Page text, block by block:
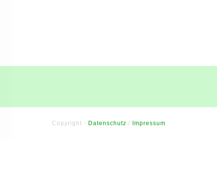
Copyright - Datenschutz / Impressum